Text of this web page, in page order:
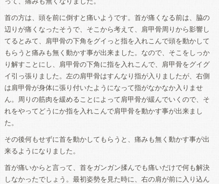
首の方は、頭を前に倒すと痛いようです。首が痛くなる前は、脇の
辺りが痛くなったそうで、そこから考えて、肩甲骨周りから影響し
てるとみて、肩甲骨の下角をグイっと指を入れこんで頭を動かして
もらうと痛みも無く動かす事が出来ました。なので、そこをしっか
り解すことにし、肩甲骨の下角に指を入れこんで、肩甲骨をグイグ
イ引っ張りました。左の肩甲骨はすんなり指が入りましたが、右側
は肩甲骨が身体に張り付いたようになって指がなかなか入りませ
ん。周りの筋肉を緩めることによって肩甲骨が緩んでいくので、そ
れをやってどうにか指を入れこんで肩甲骨を動かす事が出来まし
た。
その後何もせずに首を動かしてもらうと、痛みも無く動かす事が出
来るようになりました。
首が痛いからと言って、首をガンガン揉んでも痛いだけで何も解決
しなかったでしょう。最初姿勢を見た時に、右の肩が前に入り込ん